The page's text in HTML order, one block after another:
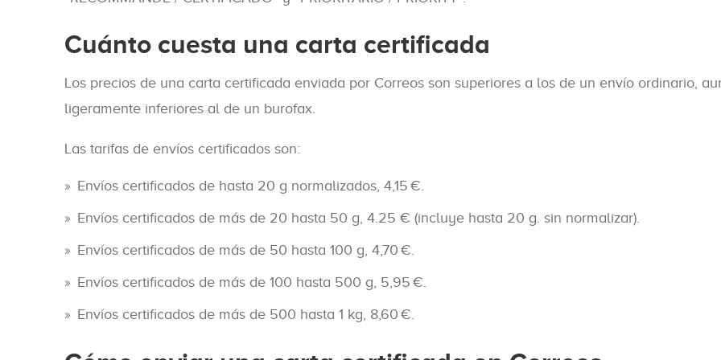
Cuánto cuesta una carta certificada
Los precios de una carta certificada enviada por Correos son superiores a los de un envío ordinario,
ligeramente inferiores al de un burofax.
Las tarifas de envíos certificados son:
Envíos certificados de hasta 20 g normalizados, 4,15 €.
Envíos certificados de más de 20 hasta 50 g, 4.25 € (incluye hasta 20 g. sin normalizar).
Envíos certificados de más de 50 hasta 100 g, 4,70 €.
Envíos certificados de más de 100 hasta 500 g, 5,95 €.
Envíos certificados de más de 500 hasta 1 kg, 8,60 €.